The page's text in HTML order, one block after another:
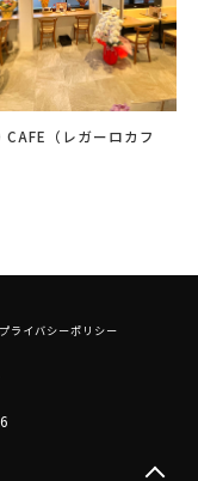
CAFE（レガーロカフ
プライバシーポリシー